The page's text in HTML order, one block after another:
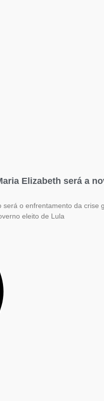
Elizabeth será a
será o enfrentamento da crise
eleito de Lula